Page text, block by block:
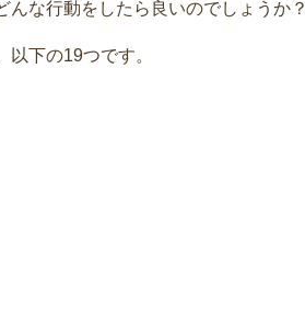
な行動をしたら良いのでしょうか？
下の19つです。